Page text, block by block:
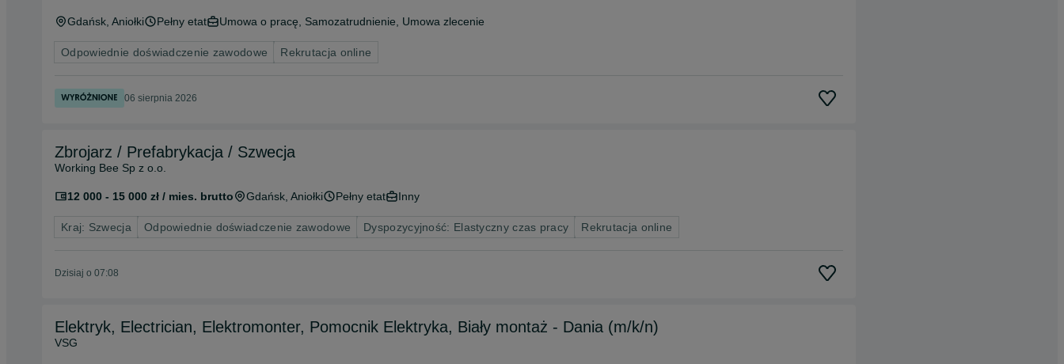
Gdańsk , Aniołki Pełny etat Umowa o pracę, Samozatrudnienie, Umowa zlecenie
Odpowiednie doświadczenie zawodowe Rekrutacja online
06 sierpnia 2026
Zbrojarz / Prefabrykacja / Szwecja
Working Bee Sp z o.o.
12 000 - 15 000 zł / mies. brutto Gdańsk , Aniołki Pełny etat Inny
Kraj: Szwecja Odpowiednie doświadczenie zawodowe Dyspozycyjność: Elastyczny czas pracy Rekrutacja online
Dzisiaj o 07:08
Elektryk, Electrician, Elektromonter, Pomocnik Elektryka, Biały montaż - Dania (m/k/n)
VSG